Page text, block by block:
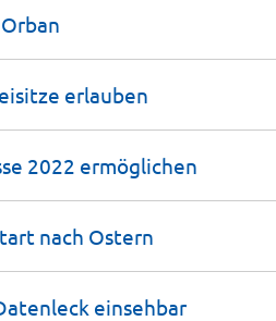
Orban
erlauben
2022 ermöglichen
nach Ostern
einsehbar